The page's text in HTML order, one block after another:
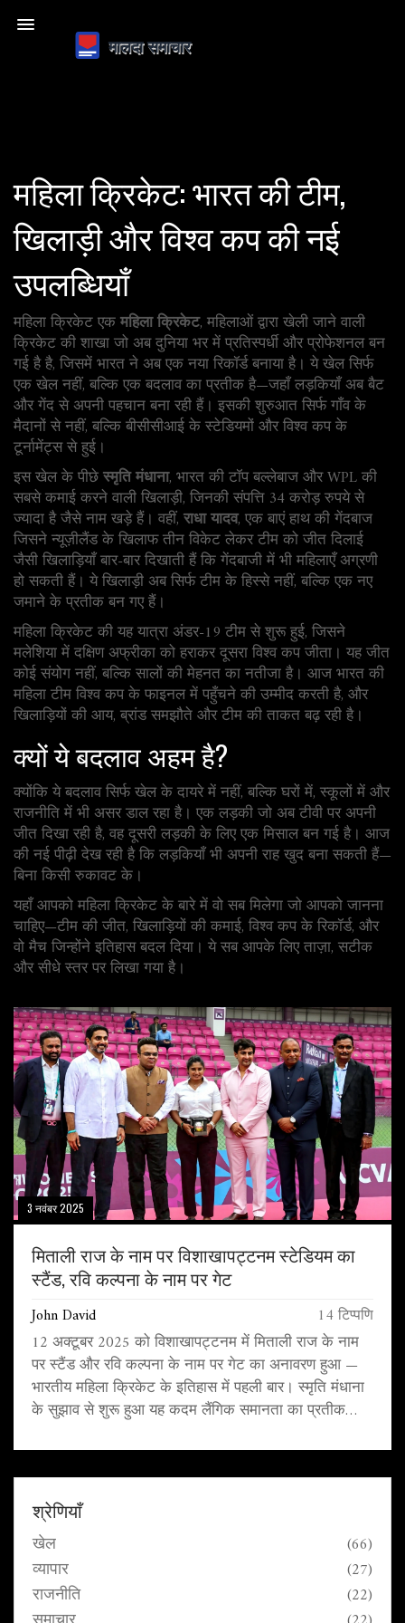
महिला क्रिकेट: भारत की टीम,
खिलाड़ी और विश्व कप की नई
उपलब्धियाँ
महिला क्रिकेट एकमहिला क्रिकेट, महिलाओं द्वारा खेली जाने वाली
क्रिकेट की शाखा जो अब दुनिया भर में प्रतिस्पर्धी और प्रोफेशनल बन
गई हैहै, जिसमें भारत ने अब एक नया रिकॉर्ड बनाया है। ये खेल सिर्फ
एक खेल नहीं, बल्कि एक बदलाव का प्रतीक है—जहाँ लड़कियाँ अब बैट
और गेंद से अपनी पहचान बना रही हैं। इसकी शुरुआत सिर्फ गाँव के
मैदानों से नहीं, बल्कि बीसीसीआई के स्टेडियमों और विश्व कप के
टूर्नामेंट्स से हुई।
इस खेल के पीछेस्मृति मंधाना, भारत की टॉप बल्लेबाज और WPL की
सबसे कमाई करने वाली खिलाड़ी, जिनकी संपत्ति 34 करोड़ रुपये से
ज्यादा हैजैसे नाम खड़े हैं। वहीं, राधा यादव, एक बाएं हाथ की गेंदबाज
जिसने न्यूज़ीलैंड के खिलाफ तीन विकेट लेकर टीम को जीत दिलाई
जैसी खिलाड़ियाँ बार-बार दिखाती हैं कि गेंदबाजी में भी महिलाएँ अग्रणी
हो सकती हैं। ये खिलाड़ी अब सिर्फ टीम के हिस्से नहीं, बल्कि एक नए
जमाने के प्रतीक बन गए हैं।
महिला क्रिकेट की यह यात्रा अंडर-19 टीम से शुरू हुई, जिसने
मलेशिया में दक्षिण अफ्रीका को हराकर दूसरा विश्व कप जीता। यह जीत
कोई संयोग नहीं, बल्कि सालों की मेहनत का नतीजा है। आज भारत की
महिला टीम विश्व कप के फाइनल में पहुँचने की उम्मीद करती है, और
खिलाड़ियों की आय, ब्रांड समझौते और टीम की ताकत बढ़ रही है।
क्यों ये बदलाव अहम है?
क्योंकि ये बदलाव सिर्फ खेल के दायरे में नहीं, बल्कि घरों में, स्कूलों में और
राजनीति में भी असर डाल रहा है। एक लड़की जो अब टीवी पर अपनी
जीत दिखा रही है, वह दूसरी लड़की के लिए एक मिसाल बन गई है। आज
की नई पीढ़ी देख रही है कि लड़कियाँ भी अपनी राह खुद बना सकती हैं—
बिना किसी रुकावट के।
यहाँ आपको महिला क्रिकेट के बारे में वो सब मिलेगा जो आपको जानना
चाहिए—टीम की जीत, खिलाड़ियों की कमाई, विश्व कप के रिकॉर्ड, और
वो मैच जिन्होंने इतिहास बदल दिया। ये सब आपके लिए ताज़ा, सटीक
और सीधे स्तर पर लिखा गया है।
3 नवंबर 2025
मिताली राज के नाम पर विशाखापट्टनम स्टेडियम का
स्टैंड, रवि कल्पना के नाम पर गेट
John David 14 टिप्पणि
12 अक्टूबर 2025 को विशाखापट्टनम में मिताली राज के नाम
पर स्टैंड और रवि कल्पना के नाम पर गेट का अनावरण हुआ —
भारतीय महिला क्रिकेट के इतिहास में पहली बार। स्मृति मंधाना
के सुझाव से शुरू हुआ यह कदम लैंगिक समानता का प्रतीक
श्रेणियाँ
खेल (66)
व्यापार (27)
राजनीति (22)